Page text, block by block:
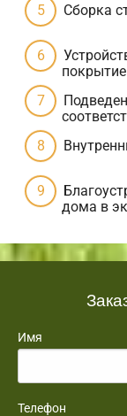
Сборка
дома в
Имя
Телефон